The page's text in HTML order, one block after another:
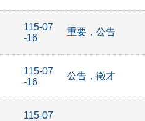
115-07
-16
重要，公告
115-07
-16
公告，徵才
115-07